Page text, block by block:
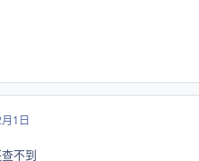
1日
不到